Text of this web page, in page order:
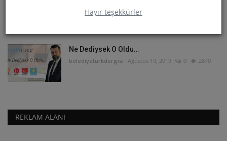
Hayır teşekkürler
Reform Planı...
Ne Dediysek O Oldu…
belediyeturkdergisi Ağustos 19, 2019 0 2870
REKLAM ALANI